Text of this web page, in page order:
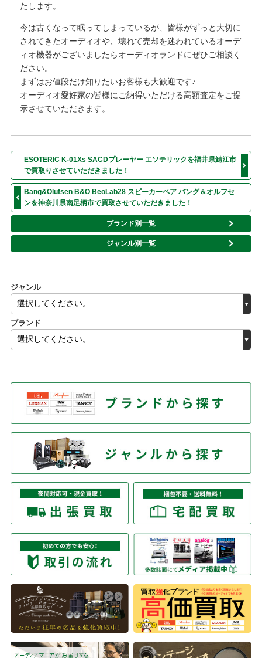
ジャンル
ブランド
たします。
今は古くなって眠ってしまっているが、皆様がずっと大切に
されてきたオーディオや、壊れて売却を迷われているオーデ
ィオ機器がございましたらオーディオランドにぜひご相談く
ださい。
まずはお値段だけ知りたいお客様も大歓迎です♪
オーディオ愛好家の皆様にご納得いただける高額査定をご提
示させていただきます。
ESOTERIC K-01Xs SACDプレーヤー エソテリックを福井県鯖江市
で買取りさせていただきました！
Bang&Olufsen B&O BeoLab28 スピーカーペア バング＆オルフセ
ンを神奈川県南足柄市で買取させていただきました！
ブランド別一覧
ジャンル別一覧